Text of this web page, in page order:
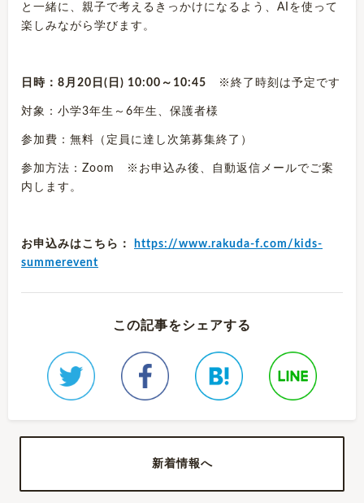
と一緒に、親子で考えるきっかけになるよう、AIを使って
楽しみながら学びます。
日時：8月20日(日) 10:00～10:45 ※終了時刻は予定です
対象：小学3年生～6年生、保護者様
参加費：無料（定員に達し次第募集終了）
参加方法：Zoom ※お申込み後、自動返信メールでご案
内します。
お申込みはこちら：
https://www.rakuda-f.com/kids-
summerevent
この記事をシェアする
新着情報へ